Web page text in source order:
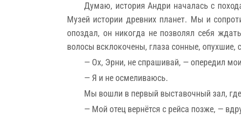
Думаю, история Андри началась с
Музей истории древних планет. Мы и
опоздал, он никогда не позволял себя
волосы всклокочены, глаза сонные, опухшие,
— Ох, Эрни, не спрашивай, — опередил
— Я и не осмеливаюсь.
Мы вошли в первый выставочный зал,
— Мой отец вернётся с рейса позже, —